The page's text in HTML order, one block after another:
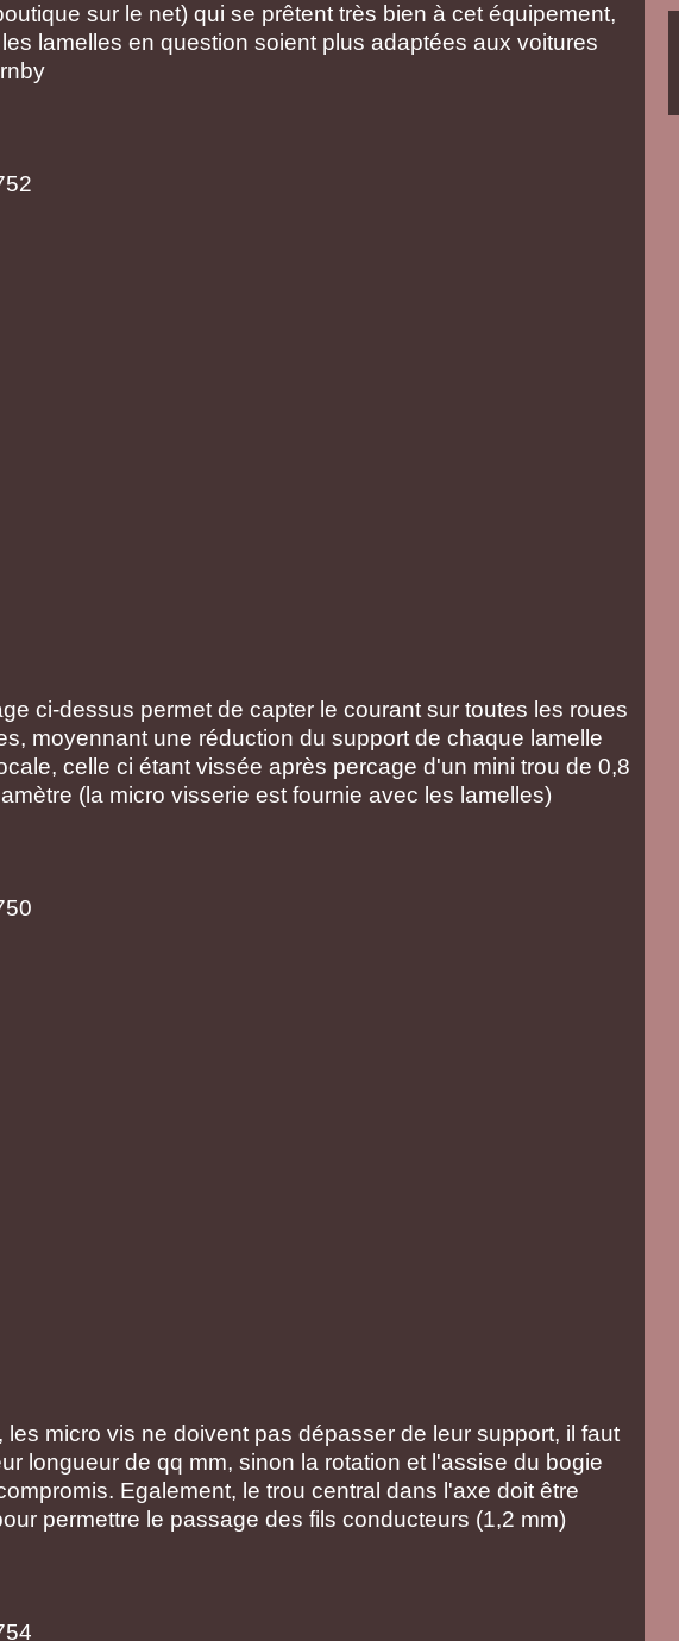
sur le net) qui se prêtent très bien à cet équipement,
lamelles en question soient plus adaptées aux voitures
ci-dessus permet de capter le courant sur toutes les roues
moyennant une réduction du support de chaque lamelle
celle ci étant vissée après percage d'un mini trou de 0,8
(la micro visserie est fournie avec les lamelles)
les micro vis ne doivent pas dépasser de leur support, il faut
longueur de qq mm, sinon la rotation et l'assise du bogie
Egalement, le trou central dans l'axe doit être
permettre le passage des fils conducteurs (1,2 mm)